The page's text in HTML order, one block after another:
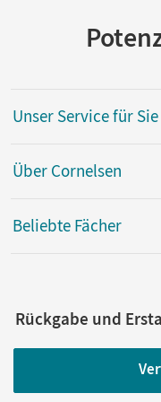
Unser Service für Sie
Über Cornelsen
Beliebte Fächer
Rückgabe und